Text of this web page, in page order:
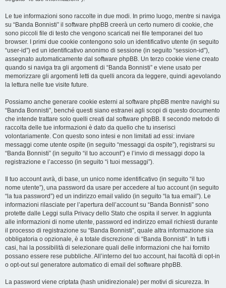
Le tue informazioni sono raccolte in due modi. In primo luogo, mentre si naviga
su “Banda Bonnisti” il software phpBB creerà un certo numero di cookie, che
sono piccoli file di testo che vengono scaricati nei file temporanei del tuo
browser. I primi due cookie contengono solo un identificativo utente (in seguito
“user-id”) ed un identificativo anonimo di sessione (in seguito “session-id”),
assegnato automaticamente dal software phpBB. Un terzo cookie viene creato
quando si naviga tra gli argomenti di “Banda Bonnisti” e viene usato per
memorizzare gli argomenti letti da quelli ancora da leggere, quindi agevolando
la lettura nelle tue visite future.
Possiamo anche generare cookie esterni al software phpBB mentre navighi su
“Banda Bonnisti”, benché questi siano estranei agli scopi di questo documento
che intende trattare solo quelli creati dal software phpBB. Il secondo metodo di
raccolta delle tue informazioni è dato da quello che tu inserisci
volontariamente. Con questo sono intesi e non limitati ad essi: inviare
messaggi come utente ospite (in seguito “messaggi da ospite”), registrarsi su
“Banda Bonnisti” (in seguito “il tuo account”) e l’invio di messaggi dopo la
registrazione e l’accesso (in seguito “i tuoi messaggi”).
Il tuo account avrà, di base, un unico nome identificativo (in seguito “il tuo
nome utente”), una password da usare per accedere al tuo account (in seguito
“la tua password”) ed un indirizzo email valido (in seguito “la tua email”). Le
informazioni rilasciate per l’apertura dell’account su “Banda Bonnisti” sono
protette dalle Leggi sulla Privacy dello Stato che ospita il server. In aggiunta
alle informazioni di nome utente, password ed indirizzo email richiesti durante
il processo di registrazione su “Banda Bonnisti”, quale altra informazione sia
obbligatoria o opzionale, è a totale discrezione di “Banda Bonnisti”. In tutti i
casi, hai la possibilità di selezionare quali delle informazioni che hai fornito
possano essere rese pubbliche. All’interno del tuo account, hai facoltà di opt-in
o opt-out sul generatore automatico di email del software phpBB.
La password viene criptata (hash unidirezionale) per motivi di sicurezza. In